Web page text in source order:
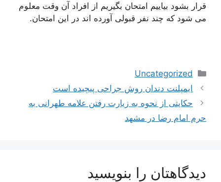
قرار بشود بیاییم امتحان بگیریم از افراد آن وقت معلوم
می شود كه چند نفر قبولی آورده اند در این امتحان.
دسته‌ها
Uncategorized
ناوبری
نوشته‌ها
ایمپلنت دندان روش جراحی پیچیده است
حکایتی از نحوه به زیارت رفتن علامه طهرانی به
حرم امام رضا در مشهد
دیدگاهتان را بنویسید